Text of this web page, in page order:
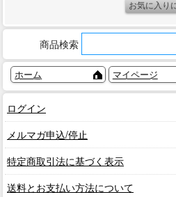
商品検索
ホーム マイページ
ログイン
メルマガ申込/停止
特定商取引法に基づく表示
送料とお支払い方法について